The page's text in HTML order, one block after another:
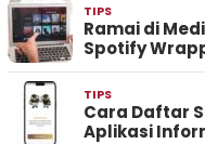
TIPS
Ramai di
Spotify
TIPS
Cara Daftar
Aplikasi